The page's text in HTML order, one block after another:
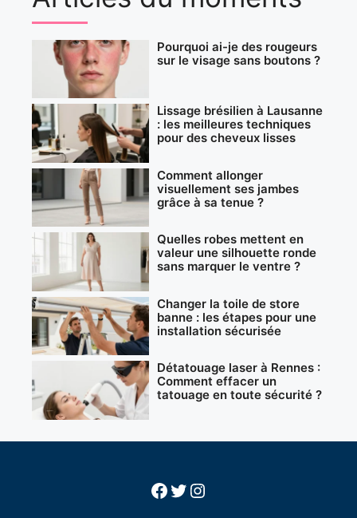
Pourquoi ai-je des rougeurs
sur le visage sans boutons ?
Lissage brésilien à Lausanne
: les meilleures techniques
pour des cheveux lisses
Comment allonger
visuellement ses jambes
grâce à sa tenue ?
Quelles robes mettent en
valeur une silhouette ronde
sans marquer le ventre ?
Changer la toile de store
banne : les étapes pour une
installation sécurisée
Détatouage laser à Rennes :
Comment effacer un
tatouage en toute sécurité ?
Facebook
Twitter
Instagram